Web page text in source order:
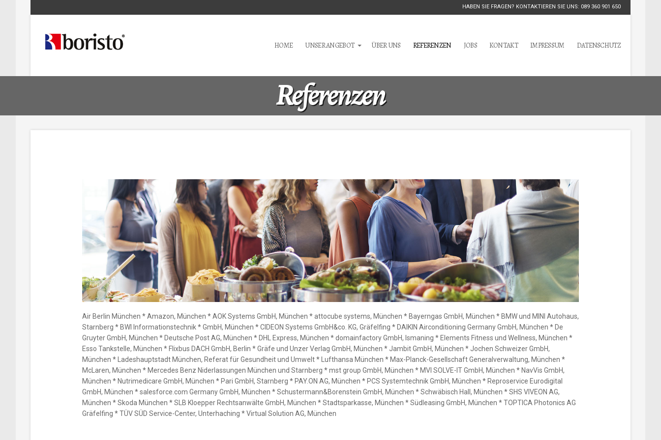
HABEN SIE FRAGEN? KONTAKTIEREN SIE UNS: 089 360 901 650
HOME UNSER ANGEBOT ÜBER UNS REFERENZEN JOBS KONTAKT IMPRESSUM DATENSCHUTZ
Referenzen
Air Berlin München * Amazon, München * AOK Systems GmbH, München * attocube systems, München * Bayerngas GmbH, München * BMW und MINI Autohaus,
Starnberg * BWI Informationstechnik * GmbH, München * CIDEON Systems GmbH&co. KG, Gräfelfing * DAIKIN Airconditioning Germany GmbH, München * De
Gruyter GmbH, München * Deutsche Post AG, München * DHL Express, München * domainfactory GmbH, Ismaning * Elements Fitness und Wellness, München *
Esso Tankstelle, München * Flixbus DACH GmbH, Berlin * Gräfe und Unzer Verlag GmbH, München * Jambit GmbH, München * Jochen Schweizer GmbH,
München * Ladeshauptstadt München, Referat für Gesundheit und Umwelt * Lufthansa München * Max-Planck-Gesellschaft Generalverwaltung, München *
McLaren, München * Mercedes Benz Niderlassungen München und Starnberg * mst group GmbH, München * MVI SOLVE-IT GmbH, München * NavVis GmbH,
München * Nutrimedicare GmbH, München * Pari GmbH, Starnberg * PAY.ON AG, München * PCS Systemtechnik GmbH, München * Reproservice Eurodigital
GmbH, München * salesforce.com Germany GmbH, München * Schustermann&Borenstein GmbH, München * Schwäbisch Hall, München * SHS VIVEON AG,
München * Skoda München * SLB Kloepper Rechtsanwälte GmbH, München * Stadtsparkasse, München * Südleasing GmbH, München * TOPTICA Photonics AG
Gräfelfing * TÜV SÜD Service-Center, Unterhaching * Virtual Solution AG, München